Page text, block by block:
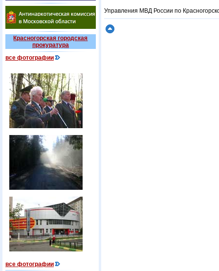
Красногорская городская
прокуратура
все фотографии
все фотографии
Управления МВД России по